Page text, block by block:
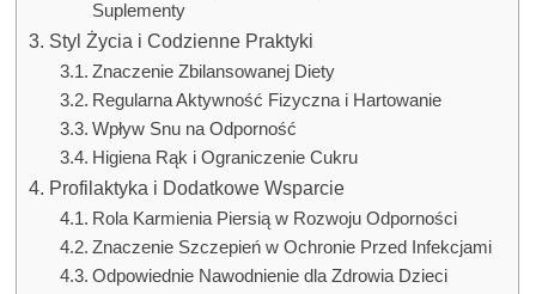
Suplementy
Styl Życia i Codzienne Praktyki
Znaczenie Zbilansowanej Diety
Regularna Aktywność Fizyczna i Hartowanie
Wpływ Snu na Odporność
Higiena Rąk i Ograniczenie Cukru
Profilaktyka i Dodatkowe Wsparcie
Rola Karmienia Piersią w Rozwoju Odporności
Znaczenie Szczepień w Ochronie Przed Infekcjami
Odpowiednie Nawodnienie dla Zdrowia Dzieci